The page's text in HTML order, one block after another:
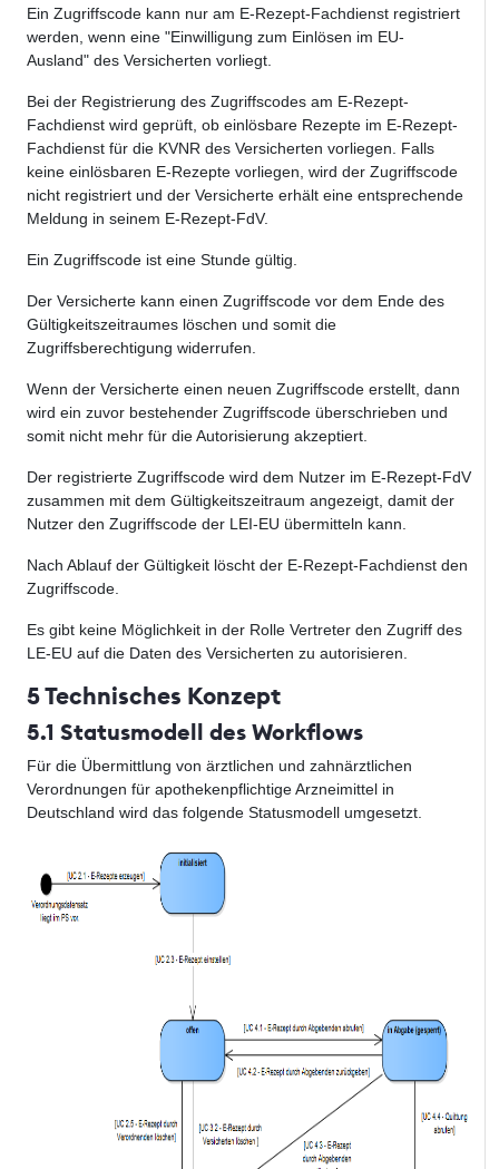
Ein Zugriffscode kann nur am E-Rezept-Fachdienst registriert
werden, wenn eine "Einwilligung zum Einlösen im EU-
Ausland" des Versicherten vorliegt.
Bei der Registrierung des Zugriffscodes am E-Rezept-
Fachdienst wird geprüft, ob einlösbare Rezepte im E-Rezept-
Fachdienst für die KVNR des Versicherten vorliegen. Falls
keine einlösbaren E-Rezepte vorliegen, wird der Zugriffscode
nicht registriert und der Versicherte erhält eine entsprechende
Meldung in seinem E-Rezept-FdV.
Ein Zugriffscode ist eine Stunde gültig.
Der Versicherte kann einen Zugriffscode vor dem Ende des
Gültigkeitszeitraumes löschen und somit die
Zugriffsberechtigung widerrufen.
Wenn der Versicherte einen neuen Zugriffscode erstellt, dann
wird ein zuvor bestehender Zugriffscode überschrieben und
somit nicht mehr für die Autorisierung akzeptiert.
Der registrierte Zugriffscode wird dem Nutzer im E-Rezept-FdV
zusammen mit dem Gültigkeitszeitraum angezeigt, damit der
Nutzer den Zugriffscode der LEI-EU übermitteln kann.
Nach Ablauf der Gültigkeit löscht der E-Rezept-Fachdienst den
Zugriffscode.
Es gibt keine Möglichkeit in der Rolle Vertreter den Zugriff des
LE-EU auf die Daten des Versicherten zu autorisieren.
5 Technisches Konzept
5.1 Statusmodell des Workflows
Für die Übermittlung von ärztlichen und zahnärztlichen
Verordnungen für apothekenpflichtige Arzneimittel in
Deutschland wird das folgende Statusmodell umgesetzt.